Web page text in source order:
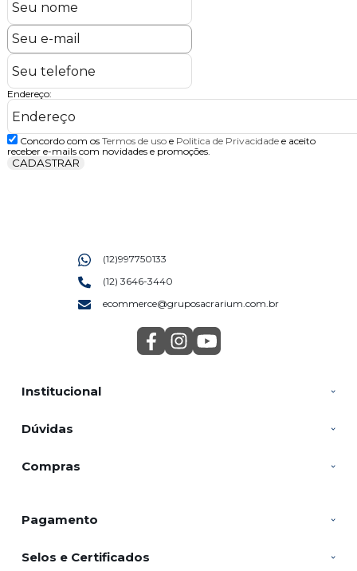
Endereço:
Concordo com os Termos de usoe Politica de Privacidadee aceito
receber e-mails com novidades e promoções.
CADASTRAR
Institucional
Dúvidas
Compras
(12)997750133
(12) 3646-3440
ecommerce@gruposacrarium.com.br
Pagamento
Selos e Certificados